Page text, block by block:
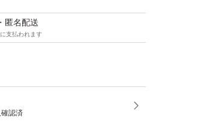
匿名配送
支払われます
認済